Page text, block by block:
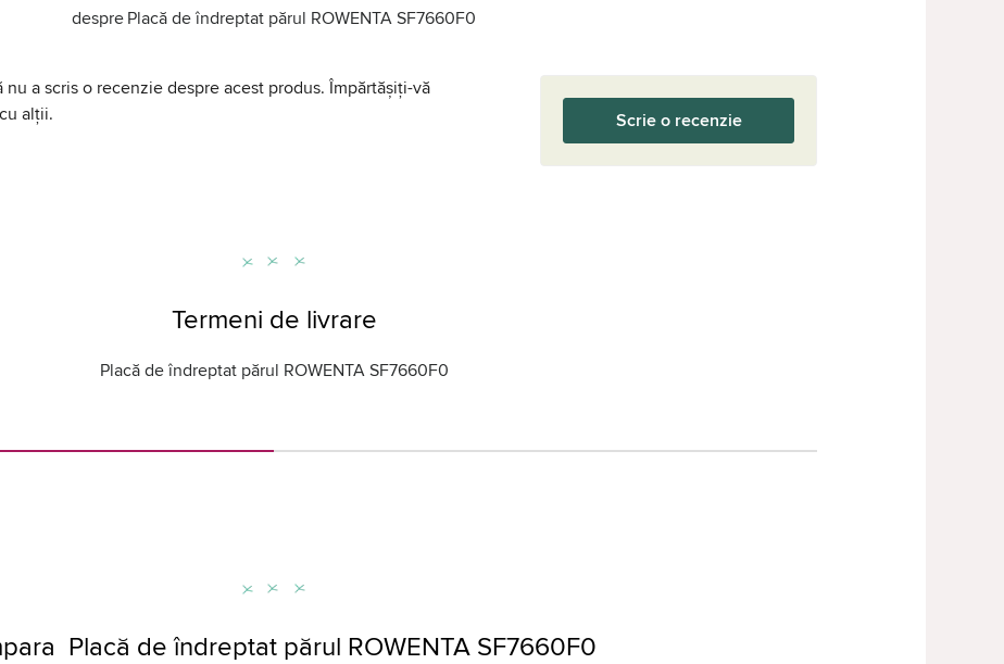
despre Placă de îndreptat părul ROWENTA SF7660F0
nu a scris o recenzie despre acest produs. Împărtășiți-vă
alții.
Scrie o recenzie
Termeni de livrare
Placă de îndreptat părul ROWENTA SF7660F0
Placă de îndreptat părul ROWENTA SF7660F0